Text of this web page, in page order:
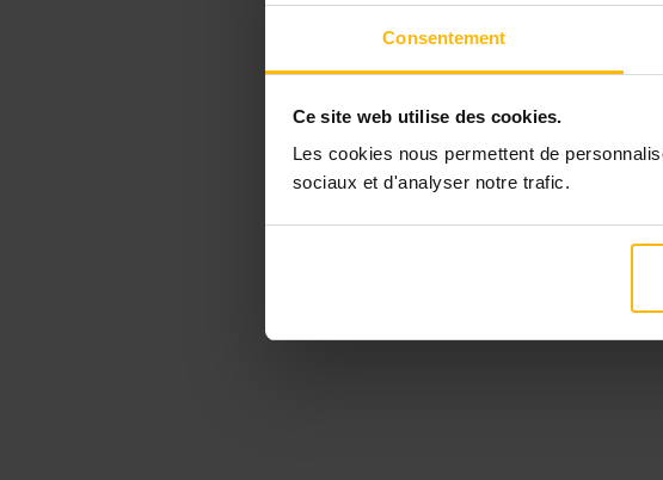
Consentement
Ce site web utilise des cookies.
Les cookies nous permettent de
sociaux et d'analyser notre trafic.